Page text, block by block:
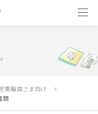
業職員さま向け
類